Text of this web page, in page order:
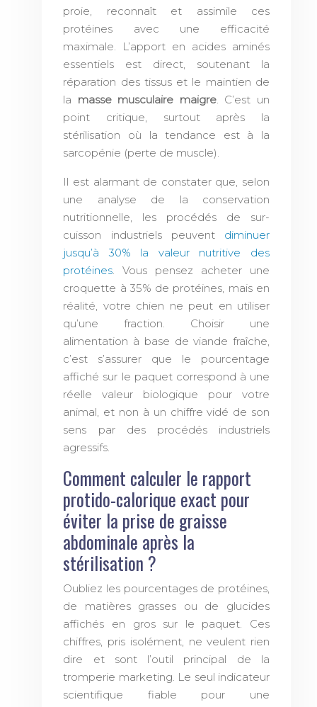
proie, reconnaît et assimile ces
protéines avec une efficacité
maximale. L’apport en acides aminés
essentiels est direct, soutenant la
réparation des tissus et le maintien de
la masse musculaire maigre. C’est un
point critique, surtout après la
stérilisation où la tendance est à la
sarcopénie (perte de muscle).
Il est alarmant de constater que, selon
une analyse de la conservation
nutritionnelle, les procédés de sur-
cuisson industriels peuvent diminuer
jusqu’à 30% la valeur nutritive des
protéines. Vous pensez acheter une
croquette à 35% de protéines, mais en
réalité, votre chien ne peut en utiliser
qu’une fraction. Choisir une
alimentation à base de viande fraîche,
c’est s’assurer que le pourcentage
affiché sur le paquet correspond à une
réelle valeur biologique pour votre
animal, et non à un chiffre vidé de son
sens par des procédés industriels
agressifs.
Comment calculer le rapport
protido-calorique exact pour
éviter la prise de graisse
abdominale après la
stérilisation ?
Oubliez les pourcentages de protéines,
de matières grasses ou de glucides
affichés en gros sur le paquet. Ces
chiffres, pris isolément, ne veulent rien
dire et sont l’outil principal de la
tromperie marketing. Le seul indicateur
scientifique fiable pour une